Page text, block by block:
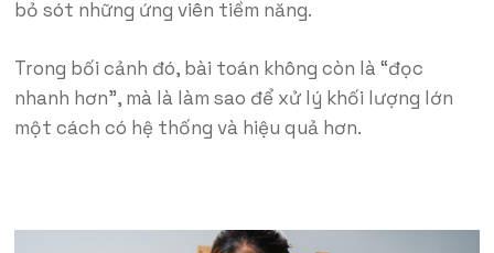
bỏ sót những ứng viên tiềm năng.
Trong bối cảnh đó, bài toán không còn là “đọc
nhanh hơn”, mà là làm sao để xử lý khối lượng lớn
một cách có hệ thống và hiệu quả hơn.